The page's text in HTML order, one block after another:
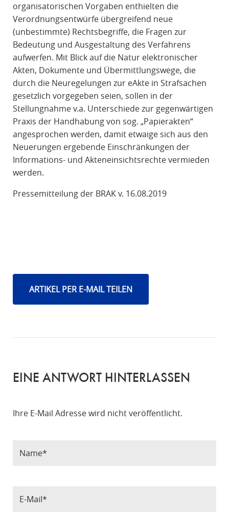
organisatorischen Vorgaben enthielten die
Verordnungsentwürfe übergreifend neue
(unbestimmte) Rechtsbegriffe, die Fragen zur
Bedeutung und Ausgestaltung des Verfahrens
aufwerfen. Mit Blick auf die Natur elektronischer
Akten, Dokumente und Übermittlungswege, die
durch die Neuregelungen zur eAkte in Strafsachen
gesetzlich vorgegeben seien, sollen in der
Stellungnahme v.a. Unterschiede zur gegenwärtigen
Praxis der Handhabung von sog. „Papierakten“
angesprochen werden, damit etwaige sich aus den
Neuerungen ergebende Einschränkungen der
Informations- und Akteneinsichtsrechte vermieden
werden.
Pressemitteilung der BRAK v. 16.08.2019
ARTIKEL PER E-MAIL TEILEN
EINE ANTWORT HINTERLASSEN
Ihre E-Mail Adresse wird nicht veröffentlicht.